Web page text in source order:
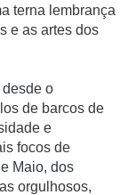
terna lembrança
e as artes dos
o
de barcos de
e
focos de
Maio, dos
orgulhosos,